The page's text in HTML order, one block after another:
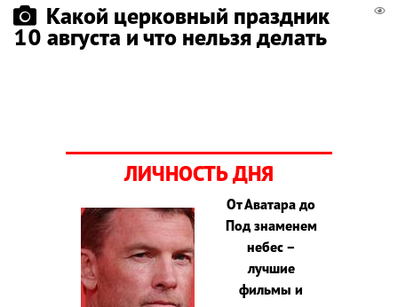
Какой церковный праздник
10 августа и что нельзя делать
ЛИЧНОСТЬ ДНЯ
От Аватара до
Под знаменем
небес –
лучшие
фильмы и